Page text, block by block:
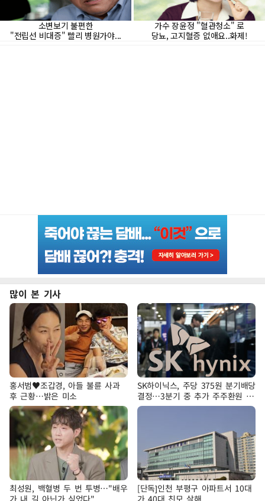
많이 본 기사
홍서범♥조갑경, 아들 불륜 사과
후 근황…밝은 미소
SK하이닉스, 주당 375원 분기배당
결정…3분기 중 추가 주주환원 발
표
최성원, 백혈병 두 번 투병…"배우
가 내 길 아닌가 싶었다"
[단독]인천 부평구 아파트서 10대
가 40대 친모 살해